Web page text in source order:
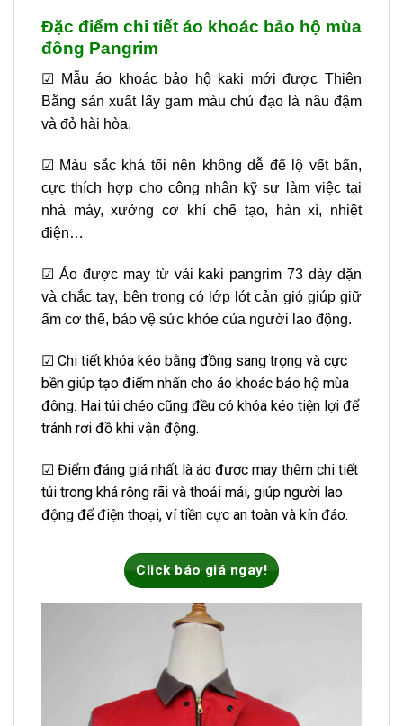
Đặc điểm chi tiết áo khoác bảo hộ mùa
đông Pangrim
☑ Mẫu áo khoác bảo hộ kaki mới được Thiên
Bằng sản xuất lấy gam màu chủ đạo là nâu đậm
và đỏ hài hòa.
☑ Màu sắc khá tối nên không dễ để lộ vết bẩn,
cực thích hợp cho công nhân kỹ sư làm việc tại
nhà máy, xưởng cơ khí chế tạo, hàn xì, nhiệt
điện…
☑ Áo được may từ vải kaki pangrim 73 dày dặn
và chắc tay, bên trong có lớp lót cản gió giúp giữ
ấm cơ thể, bảo vệ sức khỏe của người lao động.
☑ Chi tiết khóa kéo bằng đồng sang trọng và cực
bền giúp tạo điểm nhấn cho áo khoác bảo hộ mùa
đông. Hai túi chéo cũng đều có khóa kéo tiện lợi để
tránh rơi đồ khi vận động.
☑ Điểm đáng giá nhất là áo được may thêm chi tiết
túi trong khá rộng rãi và thoải mái, giúp người lao
động để điện thoại, ví tiền cực an toàn và kín đáo.
Click báo giá ngay!